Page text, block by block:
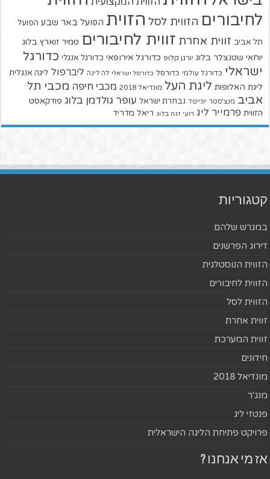
לחיבורים הזווית לסל הזוית הפועל באר שבע הפועל
תל אביב זווית אחרת זווית לחיבורים טמיר זוארץ בלוג
יוחאי שטנצלר בלוג יורגן קלופ כדורגל אירופאי כדורגל אנגלי כדורגל
ישראלי כדורגל עולמי כדורסל כדורסל ישראלי לה ליגה ליברפול ליגה אנגלית
ליגת האלופות ליגת העל מונדיאל 2018 מכבי חיפה מכבי תל
אביב מנצ'סטר יונייטד נבחרת ישראל עופר גולדמן בלוג פודקאסט
הזווית פרמייר ליג רועי זגה בלוג ריאל מדריד
קטגוריות
במגרש שלהם
דירוג הפרשנים
הזווית הנוסטלגית
הזווית לחיבורים
הזווית לסל
זווית אחרת
זווית המערכת
חידונים
מונדיאל 2018
מנג'ר
פנטזי ליג
פרויקט פתיחת הליגה הישראלית
אז מי אנחנו ?